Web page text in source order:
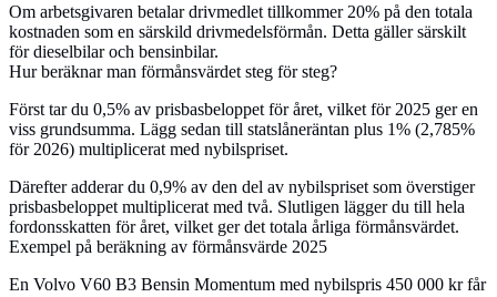
Om arbetsgivaren betalar drivmedlet tillkommer 20% på den totala
kostnaden som en särskild drivmedelsförmån. Detta gäller särskilt
för dieselbilar och bensinbilar.
Hur beräknar man förmånsvärdet steg för steg?
Först tar du 0,5% av prisbasbeloppet för året, vilket för 2025 ger en
viss grundsumma. Lägg sedan till statslåneräntan plus 1% (2,785%
för 2026) multiplicerat med nybilspriset.
Därefter adderar du 0,9% av den del av nybilspriset som överstiger
prisbasbeloppet multiplicerat med två. Slutligen lägger du till hela
fordonsskatten för året, vilket ger det totala årliga förmånsvärdet.
Exempel på beräkning av förmånsvärde 2025
En Volvo V60 B3 Bensin Momentum med nybilspris 450 000 kr får